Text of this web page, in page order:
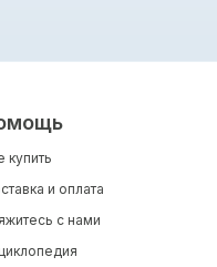
купить
и оплата
с нами